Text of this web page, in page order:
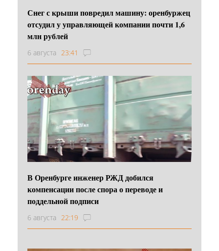
Снег с крыши повредил машину: оренбуржец
отсудил у управляющей компании почти 1,6
млн рублей
6 августа 23:41
В Оренбурге инженер РЖД добился
компенсации после спора о переводе и
поддельной подписи
6 августа 22:19